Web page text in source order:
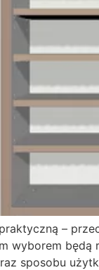
–
wyborem będą
sposobu